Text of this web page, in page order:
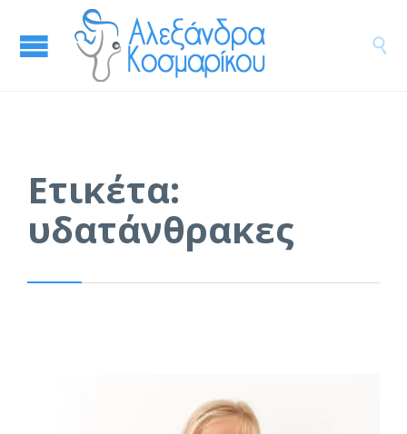

Ετικέτα:
υδατάνθρακες